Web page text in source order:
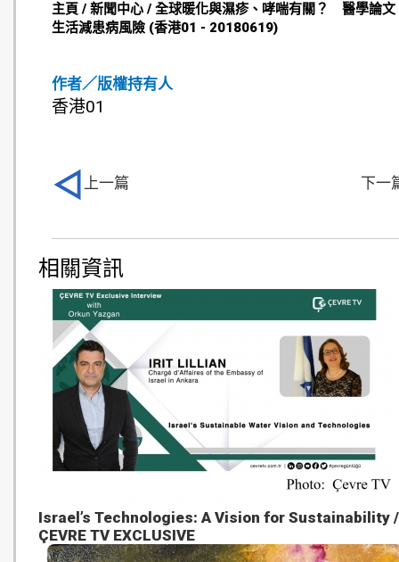
作者／版權持有人
香港01
主頁 / 新聞中心 / 全球暖化與濕疹、哮喘有關？ 醫學論文
生活減患病風險 (香港01 - 20180619)
相關資訊
Israel’s Technologies: A Vision for Sustainability /
ÇEVRE TV EXCLUSIVE
上一篇 下一